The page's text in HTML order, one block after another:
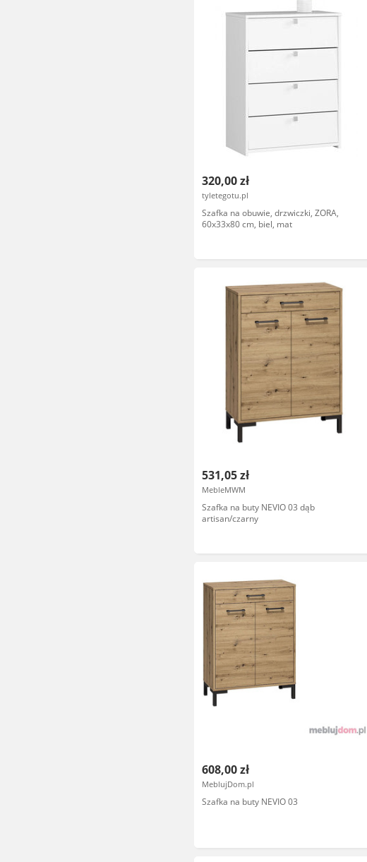
320,00 zł
tyletegotu.pl
Szafka na obuwie, drzwiczki, ZORA,
60x33x80 cm, biel, mat
531,05 zł
MebleMWM
Szafka na buty NEVIO 03 dąb
artisan/czarny
608,00 zł
MeblujDom.pl
Szafka na buty NEVIO 03